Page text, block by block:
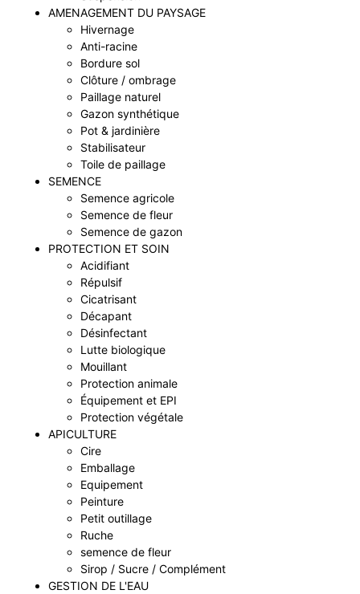
AMENAGEMENT DU PAYSAGE
Hivernage
Anti-racine
Bordure sol
Clôture / ombrage
Paillage naturel
Gazon synthétique
Pot & jardinière
Stabilisateur
Toile de paillage
SEMENCE
Semence agricole
Semence de fleur
Semence de gazon
PROTECTION ET SOIN
Acidifiant
Répulsif
Cicatrisant
Décapant
Désinfectant
Lutte biologique
Mouillant
Protection animale
Équipement et EPI
Protection végétale
APICULTURE
Cire
Emballage
Equipement
Peinture
Petit outillage
Ruche
semence de fleur
Sirop / Sucre / Complément
GESTION DE L'EAU